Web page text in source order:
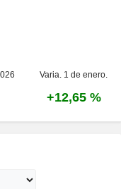
Varia. 1 de enero.
+12,65 %